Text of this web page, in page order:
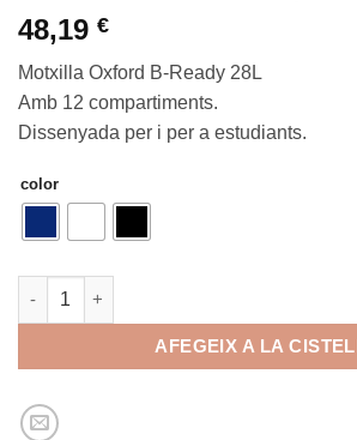
48,19 €
Motxilla Oxford B-Ready 28L
Amb 12 compartiments.
Dissenyada per i per a estudiants.
color
quantitat de Motxilla Oxford B-Ready 28L
AFEGEIX A LA